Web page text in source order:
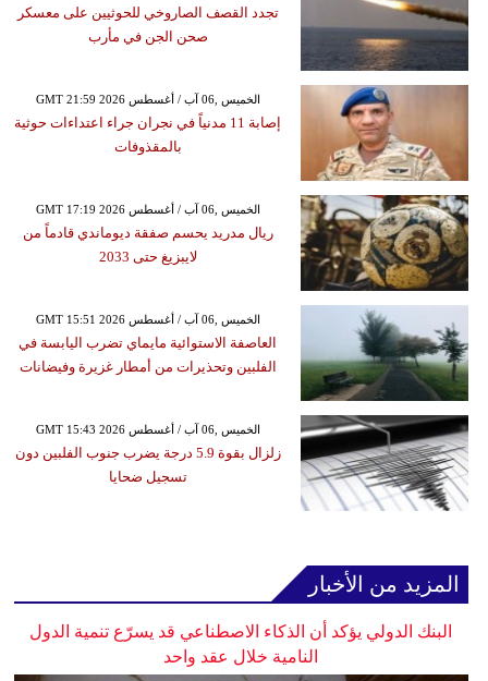
تجدد القصف الصاروخي للحوثيين على معسكر
صحن الجن في مأرب
GMT 21:59 2026 الخميس ,06 آب / أغسطس
إصابة 11 مدنياً في نجران جراء اعتداءات حوثية
بالمقذوفات
GMT 17:19 2026 الخميس ,06 آب / أغسطس
ريال مدريد يحسم صفقة ديوماندي قادماً من
لايبزيغ حتى 2033
GMT 15:51 2026 الخميس ,06 آب / أغسطس
العاصفة الاستوائية مايماي تضرب اليابسة في
الفلبين وتحذيرات من أمطار غزيرة وفيضانات
GMT 15:43 2026 الخميس ,06 آب / أغسطس
زلزال بقوة 5.9 درجة يضرب جنوب الفلبين دون
تسجيل ضحايا
المزيد من الأخبار
البنك الدولي يؤكد أن الذكاء الاصطناعي قد يسرّع تنمية الدول
النامية خلال عقد واحد